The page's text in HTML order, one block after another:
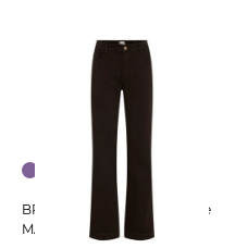
BRAX | Damen Palazzohose
MAINE